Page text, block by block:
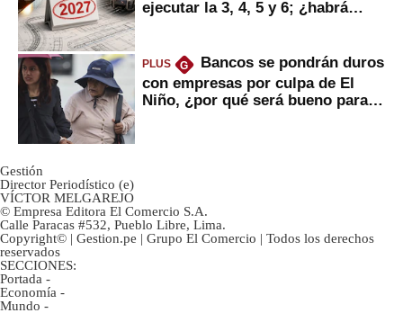
ejecutar la 3, 4, 5 y 6; ¿habrá
PLUS G
Bancos se pondrán duros
con empresas por culpa de El
Niño, ¿por qué será bueno para
Gestión
Director Periodístico (e)
VÍCTOR MELGAREJO
© Empresa Editora El Comercio S.A.
Calle Paracas #532, Pueblo Libre, Lima.
Copyright© | Gestion.pe | Grupo El Comercio | Todos los derechos
reservados
SECCIONES:
Portada -
Economía -
Mundo -